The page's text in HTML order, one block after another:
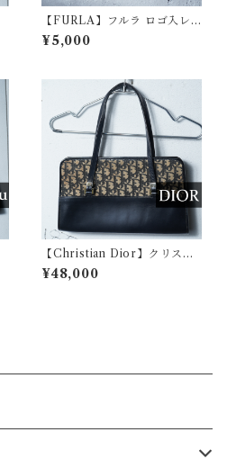
【FURLA】フルラ ロゴ入レ
ザーロングウォレット blue
¥5,000
【Christian Dior】クリスチ
ャンディオール トロッターレ
ザー・キャンパスショルダー
¥48,000